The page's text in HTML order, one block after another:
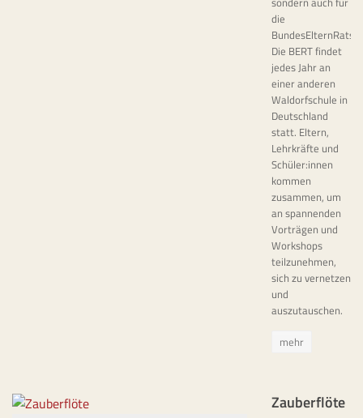
die
Die BERT findet
jedes Jahr an
einer anderen
Waldorfschule in
Deutschland
statt. Eltern,
Lehrkräfte und
Schüler:innen
kommen
zusammen, um
an spannenden
Vorträgen und
Workshops
teilzunehmen,
sich zu vernetzen
und
auszutauschen.
mehr
Zauberflöte